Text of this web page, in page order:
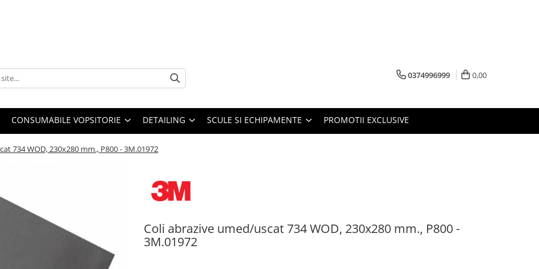
0374996999 0,00
CONSUMABILE VOPSITORIE DETAILING SCULE SI ECHIPAMENTE PROMOTII EXCLUSIVE
734 WOD, 230x280 mm., P800 - 3M.01972
Coli abrazive umed/uscat 734 WOD, 230x280 mm., P800 -
3M.01972